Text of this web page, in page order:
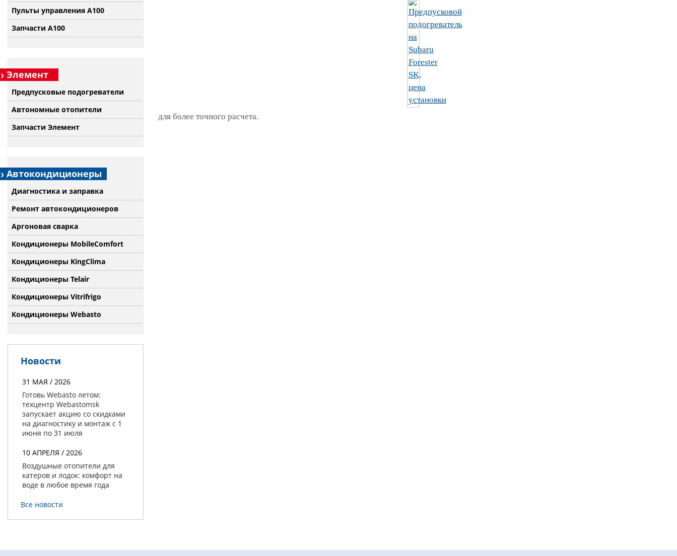
Пульты управления A100
Запчасти А100
Элемент
Предпусковые подогреватели
Автономные отопители
Запчасти Элемент
Автокондиционеры
Диагностика и заправка
Ремонт автокондиционеров
Аргоновая сварка
Кондиционеры MobileComfort
Кондиционеры KingClima
Кондиционеры Telair
Кондиционеры Vitrifrigo
Кондиционеры Webasto
Новости
31 МАЯ / 2026
Готовь Webasto летом:
техцентр Webastomsk
запускает акцию со скидками
на диагностику и монтаж с 1
июня по 31 июля
10 АПРЕЛЯ / 2026
Воздушные отопители для
катеров и лодок: комфорт на
воде в любое время года
Все новости
для более точного расчета.